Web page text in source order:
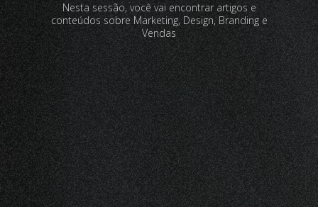
Nesta sessão, você vai encontrar artigos e
conteúdos sobre Marketing, Design, Branding e
Vendas